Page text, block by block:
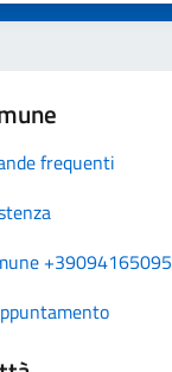
frequenti
+39094165095